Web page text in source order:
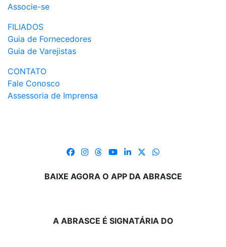
Associe-se
FILIADOS
Guia de Fornecedores
Guia de Varejistas
CONTATO
Fale Conosco
Assessoria de Imprensa
BAIXE AGORA O APP DA ABRASCE
A ABRASCE É SIGNATÁRIA DO